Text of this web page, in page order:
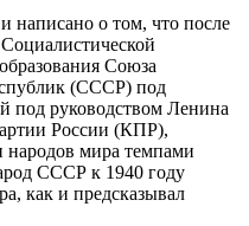
о том, что после
Союза
(СССР) под
под руководством Ленина
России (КПР),
народов мира темпами
СССР к 1940 году
как и предсказывал